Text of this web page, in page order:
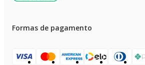
Formas de pagamento